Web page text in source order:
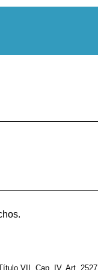
VII, Cap. IV, Art. 2527